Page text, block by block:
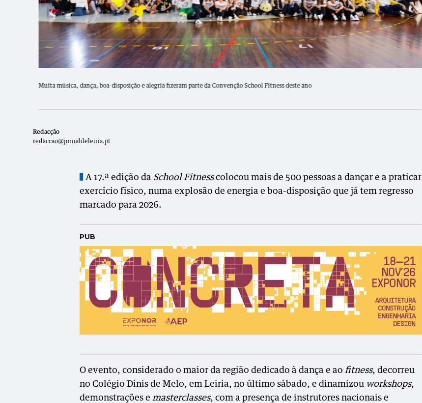
Muita música, dança, boa-disposição e alegria fizeram parte da Convenção School Fitness deste ano
Redacção
redaccao@jornaldeleiria.pt
A 17.ª edição da School Fitnesscolocou mais de 500 pessoas a dançar e a praticar
exercício físico, numa explosão de energia e boa-disposição que já tem regresso
marcado para 2026.
PUB
O evento, considerado o maior da região dedicado à dança e aofitness, decorreu
no Colégio Dinis de Melo, em Leiria, no último sábado, e dinamizou workshops,
demonstrações emasterclasses, com a presença de instrutores nacionais e